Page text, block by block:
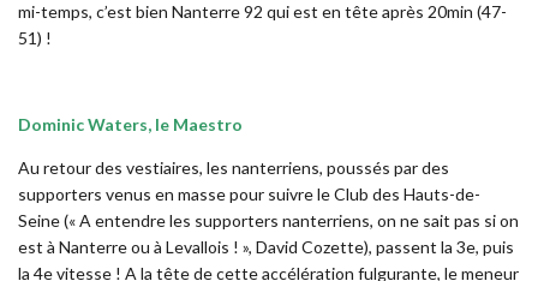
mi-temps, c’est bien Nanterre 92 qui est en tête après 20min (47-
51) !
Dominic Waters, le Maestro
Au retour des vestiaires, les nanterriens, poussés par des
supporters venus en masse pour suivre le Club des Hauts-de-
Seine (« A entendre les supporters nanterriens, on ne sait pas si on
est à Nanterre ou à Levallois ! », David Cozette), passent la 3e, puis
la 4e vitesse ! A la tête de cette accélération fulgurante, le meneur